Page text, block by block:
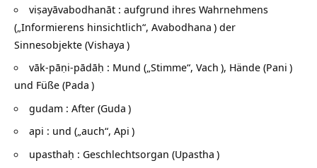
viṣayāvabodhanāt : aufgrund ihres Wahrnehmens
(„Informierens hinsichtlich“, Avabodhana ) der
Sinnesobjekte (Vishaya )
vāk-pāṇi-pādāḥ : Mund („Stimme“, Vach ), Hände (Pani )
und Füße (Pada )
gudam : After (Guda )
api : und („auch“, Api )
upasthaḥ : Geschlechtsorgan (Upastha )